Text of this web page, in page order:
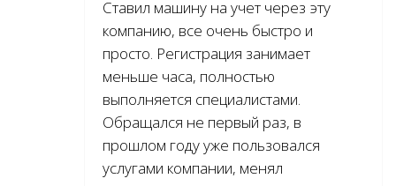
Ставил машину на учет через эту
компанию, все очень быстро и
просто. Регистрация занимает
меньше часа, полностью
выполняется специалистами.
Обращался не первый раз, в
прошлом году уже пользовался
услугами компании, менял